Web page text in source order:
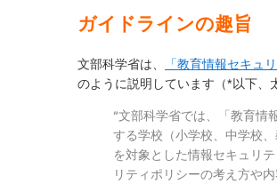
ガイドラインの趣旨
文部科学省は、 「教育情報セキュ
のように説明しています（*以下、
“文部科学省では、「教育情
する学校 （小学校、中学校
を対象とした情報セキュリ
リティポリシーの考え方や